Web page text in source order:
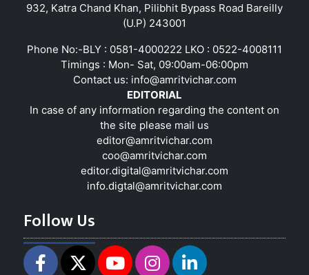
932, Katra Chand Khan, Pilibhit Bypass Road Bareilly
(U.P) 243001
Phone No:-BLY : 0581-4000222 LKO : 0522-4008111
Timings : Mon- Sat, 09:00am-06:00pm
Contact us: info@amritvichar.com
EDITORIAL
In case of any information regarding the content on
the site please mail us
editor@amritvichar.com
coo@amritvichar.com
editor.digital@amritvichar.com
info.digtal@amritvichar.com
Follow Us